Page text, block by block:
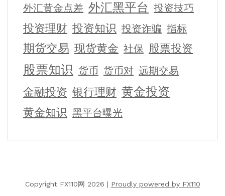
外汇黄金点差 外汇黑平台 投资技巧
投资理财 投资知识 投资诈骗 指标
期货交易 现货黄金 社保 股票投资
股票知识 货币 货币对 远期交易
金融投资 银行理财 黄金投资
黄金知识 黑平台曝光
Copyright FX110网 2026 | Proudly powered by FX110